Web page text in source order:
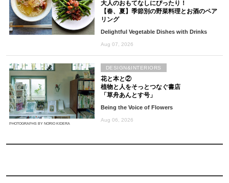
大人のおもてなしにぴったり！
【春、夏】季節別の野菜料理とお酒のペア
リング
Delightful Vegetable Dishes with Drinks
Aug 07, 2026
PHOTOGRAPHS BY NORIO KIDERA
花と本と②
植物と人をそっとつなぐ書店
「草舟あんとす号」
Being the Voice of Flowers
Aug 06, 2026
DESIGN&INTERIORS